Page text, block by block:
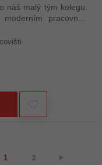
náš malý tým kolegu.
pracovním
1 2 ⯈